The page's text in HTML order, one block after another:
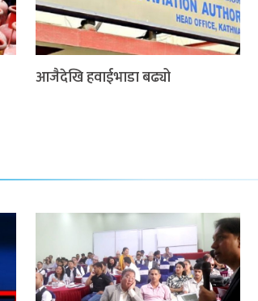
आजैदेखि हवाईभाडा बढ्यो